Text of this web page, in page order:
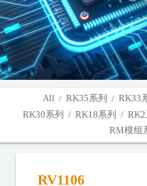
联系我们
关于瑞芯
投资者关系
All / RK35系列 / RK33
RK30系列
/ RK18系列 / RK2
RM模组
RV1106